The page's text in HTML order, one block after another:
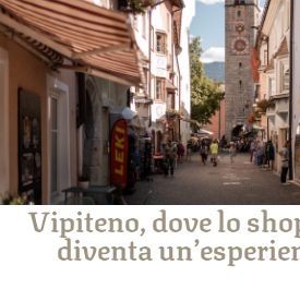
Vipiteno, dove lo
diventa